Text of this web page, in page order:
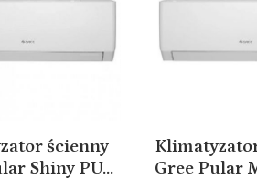
ścienny
Shiny PU...
Gree Pular